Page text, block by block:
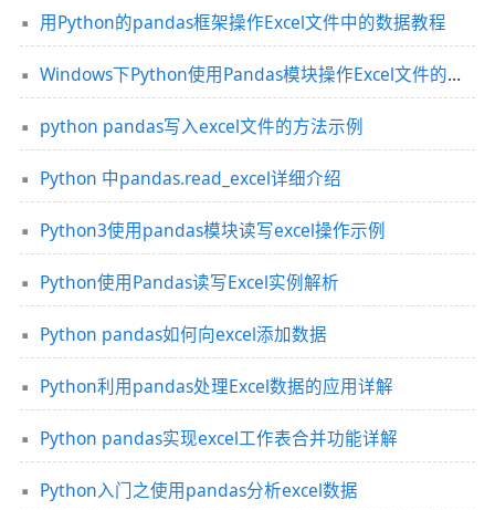
用Python的pandas框架操作Excel文件中的数据教程
Windows下Python使用Pandas模块操作Excel文件的教程
python pandas写入excel文件的方法示例
Python 中pandas.read_excel详细介绍
Python3使用pandas模块读写excel操作示例
Python使用Pandas读写Excel实例解析
Python pandas如何向excel添加数据
Python利用pandas处理Excel数据的应用详解
Python pandas实现excel工作表合并功能详解
Python入门之使用pandas分析excel数据